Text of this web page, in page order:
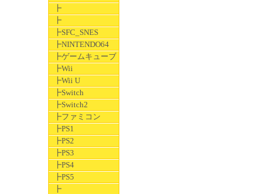
┣
┣
┣SFC_SNES
┣NINTENDO64
┣ゲームキューブ
┣Wii
┣Wii U
┣Switch
┣Switch2
┣ファミコン
┣PS1
┣PS2
┣PS3
┣PS4
┣PS5
┣